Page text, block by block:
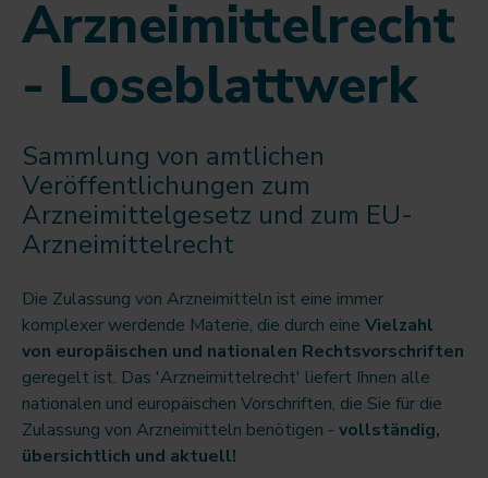
Arzneimittelrecht
- Loseblattwerk
Sammlung von amtlichen
Veröffentlichungen zum
Arzneimittelgesetz und zum EU-
Arzneimittelrecht
Die Zulassung von Arzneimitteln ist eine immer
komplexer werdende Materie, die durch eine Vielzahl
von europäischen und nationalen Rechtsvorschriften
geregelt ist. Das 'Arzneimittelrecht' liefert Ihnen alle
nationalen und europäischen Vorschriften, die Sie für die
Zulassung von Arzneimitteln benötigen - vollständig,
übersichtlich und aktuell!